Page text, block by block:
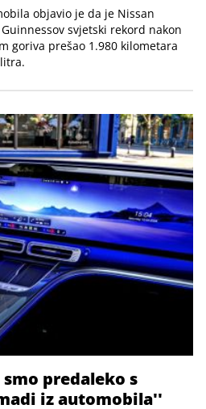
objavio je da je Nissan
svjetski rekord nakon
goriva prešao 1.980 kilometara
predaleko s
iz automobila''